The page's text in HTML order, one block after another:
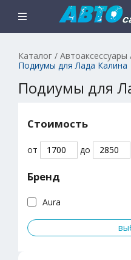
Каталог / Автоаксессуары
Подиумы для Лада Калина
Подиумы для
Стоимость
от до
Бренд
Aura